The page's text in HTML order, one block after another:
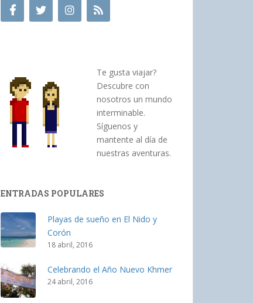
Te gusta viajar?
Descubre con
nosotros un mundo
interminable.
Síguenos y
mantente al día de
nuestras aventuras.
ENTRADAS POPULARES
Playas de sueño en El Nido y
Corón
18 abril, 2016
Celebrando el Año Nuevo Khmer
24 abril, 2016